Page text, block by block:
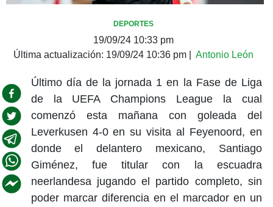
DEPORTES
19/09/24 10:33 pm
Última actualización: 19/09/24 10:36 pm Antonio León
Último día de la jornada 1 en la Fase de Liga
de la UEFA Champions League la cual
comenzó esta mañana con goleada del
Leverkusen 4-0 en su visita al Feyenoord, en
donde el delantero mexicano, Santiago
Giménez, fue titular con la escuadra
neerlandesa jugando el partido completo, sin
poder marcar diferencia en el marcador en un